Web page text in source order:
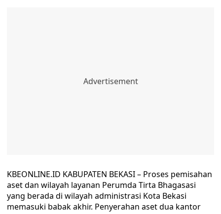
KBEONLINE.ID KABUPATEN BEKASI – Proses pemisahan
aset dan wilayah layanan Perumda Tirta Bhagasasi
yang berada di wilayah administrasi Kota Bekasi
memasuki babak akhir. Penyerahan aset dua kantor